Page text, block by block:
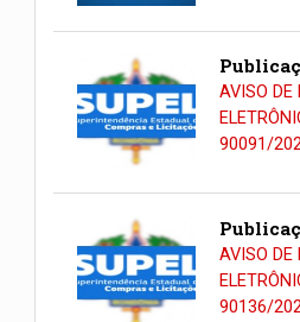
AVISO DE
90091/
AVISO DE
90136/